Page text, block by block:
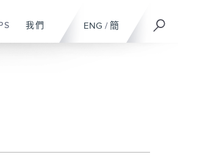
ENG / 簡
我們